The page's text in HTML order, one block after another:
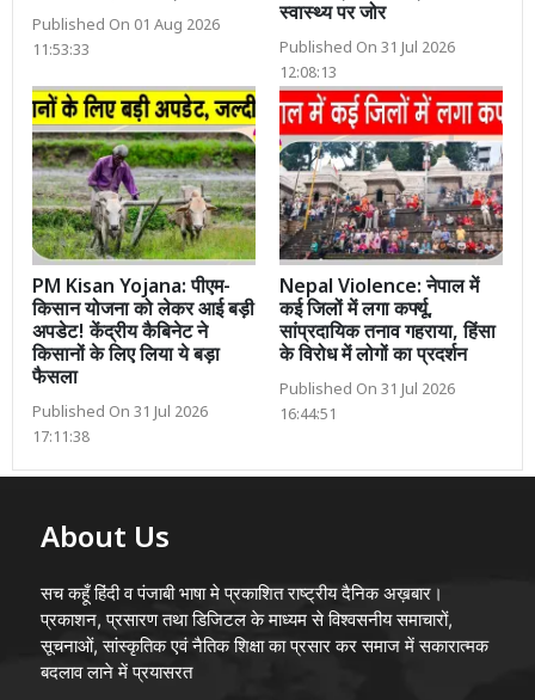
Published On 01 Aug 2026
11:53:33
स्वास्थ्य पर जोर
Published On 31 Jul 2026
12:08:13
PM Kisan Yojana: पीएम-
किसान योजना को लेकर आई बड़ी
अपडेट! केंद्रीय कैबिनेट ने
किसानों के लिए लिया ये बड़ा
फैसला
Published On 31 Jul 2026
17:11:38
Nepal Violence: नेपाल में
कई जिलों में लगा कर्फ्यू,
सांप्रदायिक तनाव गहराया, हिंसा
के विरोध में लोगों का प्रदर्शन
Published On 31 Jul 2026
16:44:51
About Us
सच कहूँ हिंदी व पंजाबी भाषा मे प्रकाशित राष्ट्रीय दैनिक अख़बार।
प्रकाशन, प्रसारण तथा डिजिटल के माध्यम से विश्वसनीय समाचारों,
सूचनाओं, सांस्कृतिक एवं नैतिक शिक्षा का प्रसार कर समाज में सकारात्मक
बदलाव लाने में प्रयासरत